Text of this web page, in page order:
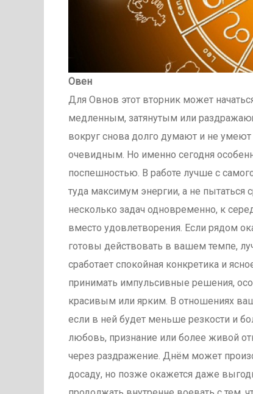
Овен
Для Овнов этот вторник может
медленным, затянутым или
вокруг снова долго думают и не
очевидным. Но именно сегодня
поспешностью. В работе лучше с
туда максимум энергии, а не пытаться
несколько задач одновременно, к
вместо удовлетворения. Если рядом
готовы действовать в вашем темпе,
сработает спокойная конкретика и
принимать импульсивные решения,
красивым или ярким. В отношениях
если в ней будет меньше резкости и
любовь, признание или более живой
через раздражение. Днём может
досаду, но позже окажется даже